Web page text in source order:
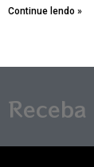
Continue lendo »